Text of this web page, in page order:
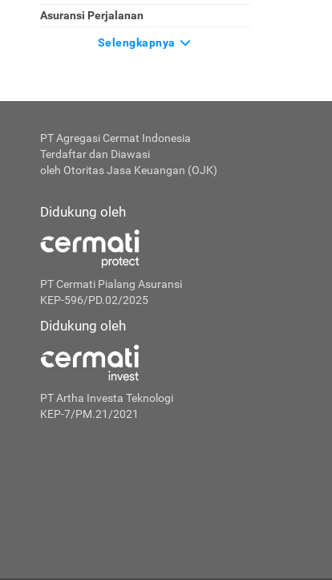
Asuransi Perjalanan
Selengkapnya
PT Agregasi Cermat Indonesia
Terdaftar dan Diawasi
oleh Otoritas Jasa Keuangan (OJK)
Didukung oleh
PT Cermati Pialang Asuransi
KEP-596/PD.02/2025
Didukung oleh
PT Artha Investa Teknologi
KEP-7/PM.21/2021